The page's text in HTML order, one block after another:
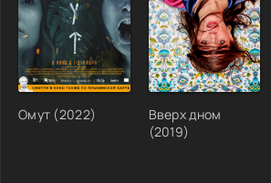
Омут (2022)
Вверх дном
(2019)